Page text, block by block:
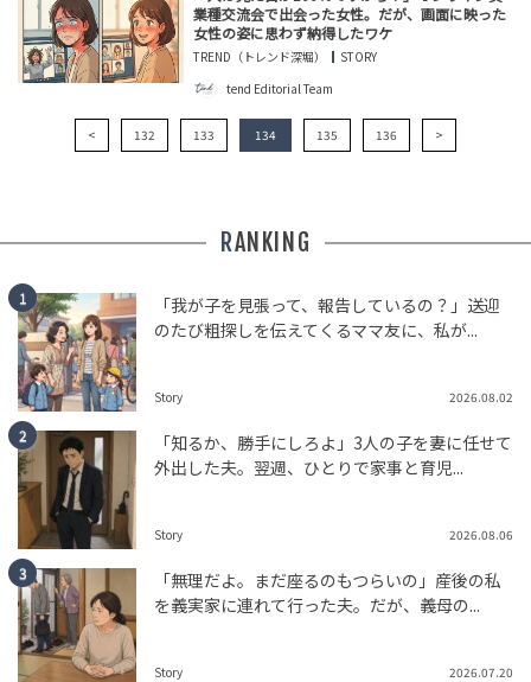
業種交流会で出会った女性。だが、画面に映った
女性の姿に思わず納得したワケ
TREND（トレンド深堀）
STORY
tend Editorial Team
< 132 133 134 135 136 >
RANKING
「我が子を見張って、報告しているの？」送迎
のたび粗探しを伝えてくるママ友に、私が...
Story 2026.08.02
「知るか、勝手にしろよ」3人の子を妻に任せて
外出した夫。翌週、ひとりで家事と育児...
Story 2026.08.06
「無理だよ。まだ座るのもつらいの」産後の私
を義実家に連れて行った夫。だが、義母の...
Story 2026.07.20